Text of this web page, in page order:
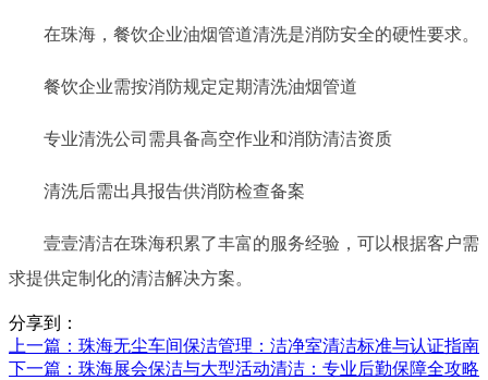
在珠海，餐饮企业油烟管道清洗是消防安全的硬性要求。
餐饮企业需按消防规定定期清洗油烟管道
专业清洗公司需具备高空作业和消防清洁资质
清洗后需出具报告供消防检查备案
壹壹清洁在珠海积累了丰富的服务经验，可以根据客户需
求提供定制化的清洁解决方案。
分享到：
上一篇 ：珠海无尘车间保洁管理：洁净室清洁标准与认证指南
下一篇 ：珠海展会保洁与大型活动清洁：专业后勤保障全攻略